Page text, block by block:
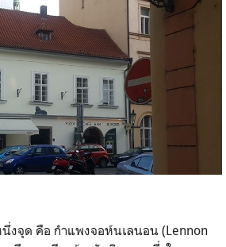
งจุด คือ กำแพงจอห์นเลนอน (Lennon